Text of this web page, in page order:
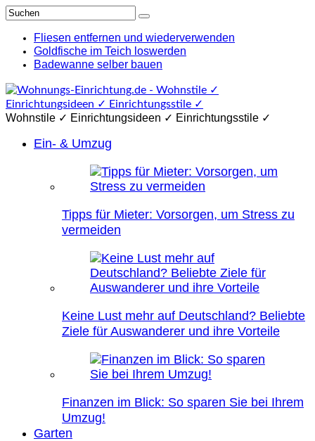
Fliesen entfernen und wiederverwenden
Goldfische im Teich loswerden
Badewanne selber bauen
Wohnstile ✓ Einrichtungsideen ✓ Einrichtungsstile ✓
Ein- & Umzug
Tipps für Mieter: Vorsorgen, um Stress zu
vermeiden
Keine Lust mehr auf Deutschland? Beliebte
Ziele für Auswanderer und ihre Vorteile
Finanzen im Blick: So sparen Sie bei Ihrem
Umzug!
Garten